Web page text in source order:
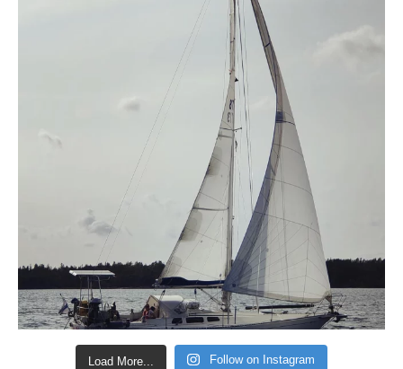
Load More... Follow on Instagram